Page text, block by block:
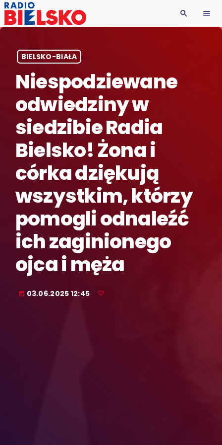
search menu
BIELSKO-BIAŁA
Niespodziewane
odwiedziny w
siedzibie Radia
Bielsko! Żona i
córka dziękują
wszystkim, którzy
pomogli odnaleźć
ich zaginionego
ojca i męża
today 03.06.2025 12:45